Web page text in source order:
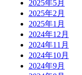
2025年5月
2025年2月
2025年1月
2024年12月
2024年11月
2024年10月
2024年9月